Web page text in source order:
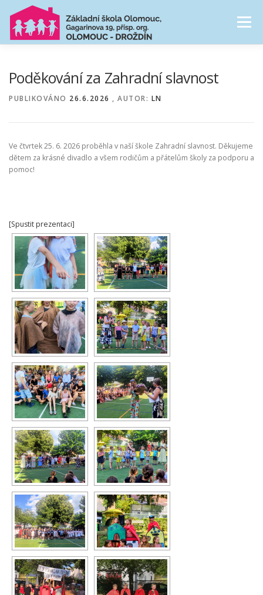
Přeskočit
obsah
Menu
PRO RODIČE
Poděkování za Zahradní slavnost
PUBLIKOVÁNO 26.6.2026 , AUTOR: LN
Ve čtvrtek 25. 6. 2026 proběhla v naší škole Zahradní slavnost. Děkujeme
dětem za krásné divadlo a všem rodičům a přátelům školy za podporu a
pomoc!
[Spustit prezentaci]